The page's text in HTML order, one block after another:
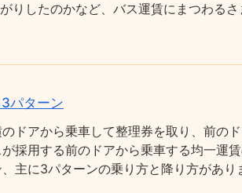
りしたのかなど、バス運賃にまつわるさ
パターン
ドアから乗車して整理券を取り、前の
採用する前のドアから乗車する均一運
主に3パターンの乗り方と降り方があり